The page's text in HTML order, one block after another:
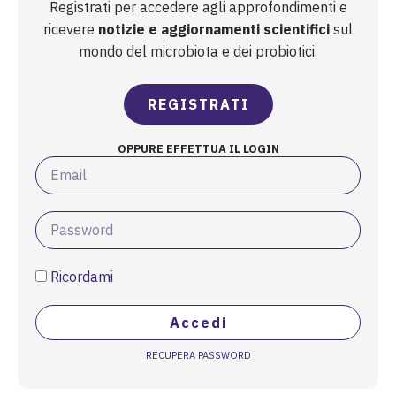
Registrati per accedere agli approfondimenti e
ricevere notizie e aggiornamenti scientifici sul
mondo del microbiota e dei probiotici.
REGISTRATI
OPPURE EFFETTUA IL LOGIN
Ricordami
Accedi
RECUPERA PASSWORD